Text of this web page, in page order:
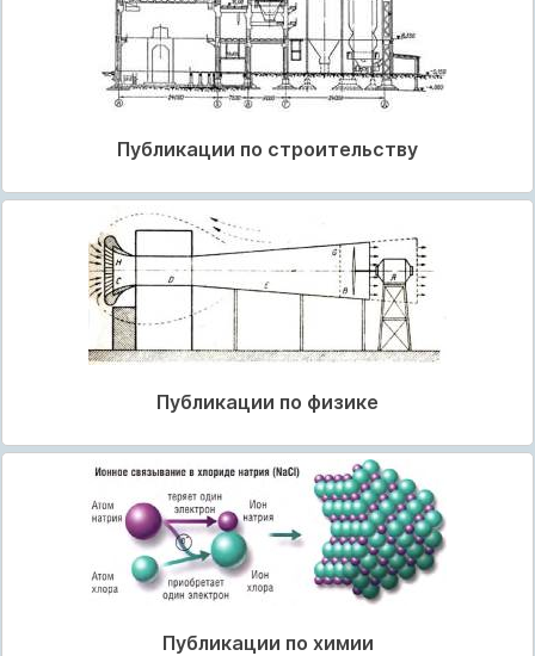
Публикации по строительству
Публикации по физике
Публикации по химии